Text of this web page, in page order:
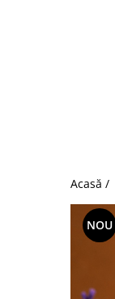
Acasă /
NOU